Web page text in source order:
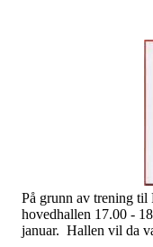
På grunn av trening
hovedhallen 17.00 -
januar. Hallen vil da